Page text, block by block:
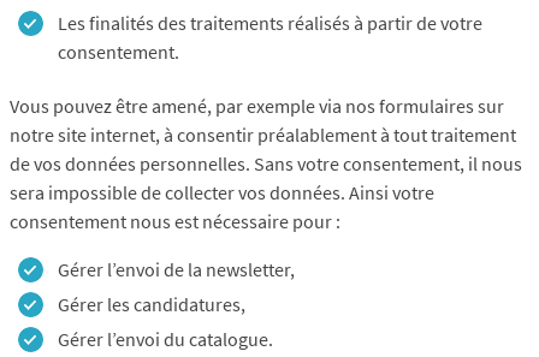
Les finalités des traitements réalisés à partir de votre
consentement.
Vous pouvez être amené, par exemple via nos formulaires sur
notre site internet, à consentir préalablement à tout traitement
de vos données personnelles. Sans votre consentement, il nous
sera impossible de collecter vos données. Ainsi votre
consentement nous est nécessaire pour :
Gérer l’envoi de la newsletter,
Gérer les candidatures,
Gérer l’envoi du catalogue.